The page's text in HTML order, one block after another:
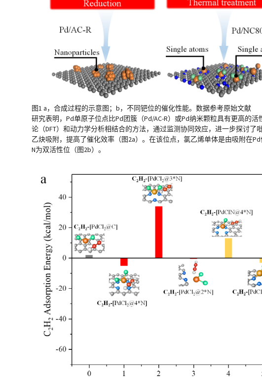
图1 a，合成过程的示意图；b，不同钯位的催化性能。数据参考原始文献
研究表明，Pd单原子位点比Pd团簇（Pd/AC-R）或Pd纳米颗粒具有更高的
论（DFT）和动力学分析相结合的方法，通过监测协同效应，进一步探讨了
乙炔吸附，提高了催化效率（图2a）。在该位点，氯乙烯单体是由吸附在Pd
N为双活性位（图2b）。